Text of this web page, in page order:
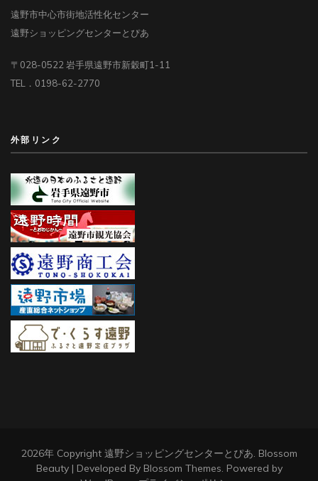
遠野市中心市街地活性化センター
遠野ショッピングセンターとぴあ
〒028-0522 岩手県遠野市新穀町1-11
TEL．0198-62-2770
外部リンク
2026年 Copyright 遠野ショッピングセンターとぴあ. Blossom
Beauty | Developed By Blossom Themes. Powered by